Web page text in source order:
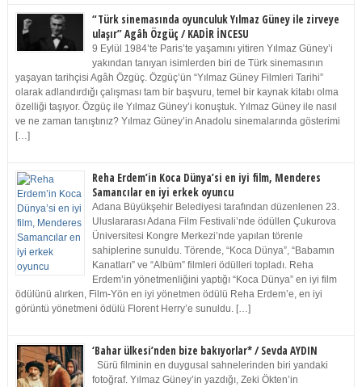
“Türk sinemasında oyunculuk Yılmaz Güney ile zirveye
ulaşır” Agâh Özgüç / KADİR İNCESU
9 Eylül 1984’te Paris’te yaşamını yitiren Yılmaz Güney’i
yakından tanıyan isimlerden biri de Türk sinemasının
yaşayan tarihçisi Agâh Özgüç. Özgüç’ün “Yılmaz Güney Filmleri Tarihi”
olarak adlandırdığı çalışması tam bir başvuru, temel bir kaynak kitabı olma
özelliği taşıyor. Özgüç ile Yılmaz Güney’i konuştuk. Yılmaz Güney ile nasıl
ve ne zaman tanıştınız? Yılmaz Güney’in Anadolu sinemalarında gösterimi
[…]
Reha Erdem’in Koca Dünya’si en iyi film, Menderes
Samancılar en iyi erkek oyuncu
Adana Büyükşehir Belediyesi tarafından düzenlenen 23.
Uluslararası Adana Film Festivali’nde ödüllen Çukurova
Üniversitesi Kongre Merkezi’nde yapılan törenle
sahiplerine sunuldu. Törende, “Koca Dünya”, “Babamın
Kanatları” ve “Albüm” filmleri ödülleri topladı. Reha
Erdem’in yönetmenliğini yaptığı “Koca Dünya” en iyi film
ödülünü alırken, Film-Yön en iyi yönetmen ödülü Reha Erdem’e, en iyi
görüntü yönetmeni ödülü Florent Herry’e sunuldu. […]
‘Bahar ülkesi’nden bize bakıyorlar* / Sevda AYDIN
Sürü filminin en duygusal sahnelerinden biri yandaki
fotoğraf. Yılmaz Güney’in yazdığı, Zeki Ökten’in